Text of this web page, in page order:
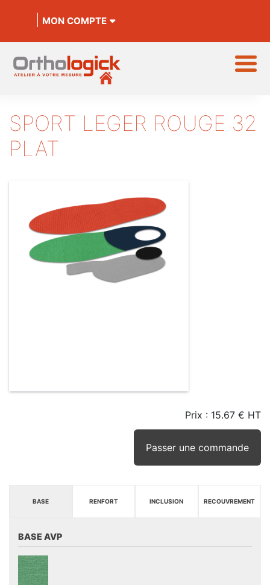
MON COMPTE
SPORT LEGER ROUGE 32
PLAT
STOCK
Prix : 15.67 € HT
Passer une commande
BASE RENFORT INCLUSION RECOUVREMENT
BASE AVP